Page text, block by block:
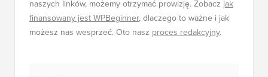
naszych linków, możemy otrzymać prowizję. Zobacz jak
finansowany jest WPBeginner, dlaczego to ważne i jak
możesz nas wesprzeć. Oto nasz proces redakcyjny.